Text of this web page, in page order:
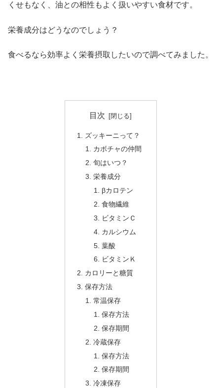
くせもなく、油との相性もよく扱いやすい食材です。
栄養成分はどうなのでしょう？
食べるなら効率よく栄養摂取したいので調べてみました。
目次
ズッキーニって？
カボチャの仲間
旬はいつ？
栄養成分
βカロテン
食物繊維
ビタミンＣ
カルシウム
葉酸
ビタミンＫ
カロリーと糖質
保存方法
常温保存
保存方法
保存期間
冷蔵保存
保存方法
保存期間
冷凍保存